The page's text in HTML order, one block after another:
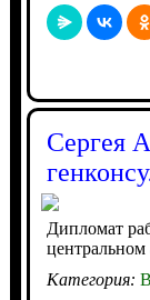
Сергея
Дипломат
Категория: